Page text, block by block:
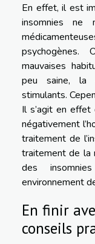
En effet, il est
insomnies ne
mauvaises
peu saine, la
stimulants.
Il s’agit en effet
négativement
traitement de
traitement de la
des
environnement
En finir
conseils